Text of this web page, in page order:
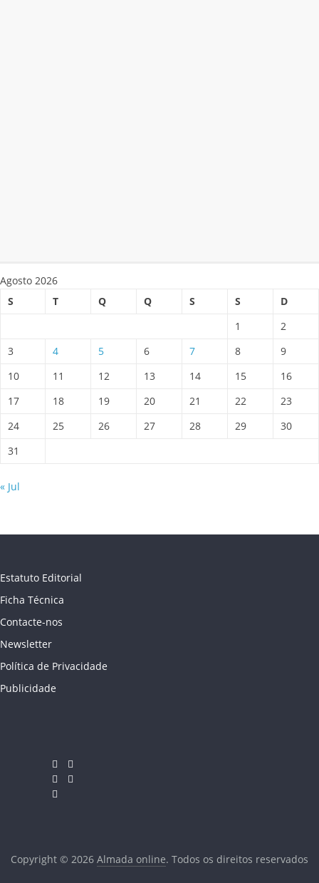
Agosto 2026
S
T Q Q S S
D
1
2
3
4 5 6 7 8
9
10
11 12 13 14 15
16
17
18 19 20 21 22
23
24
25 26 27 28 29
30
31
« Jul
Estatuto Editorial
Ficha Técnica
Contacte-nos
Newsletter
Política de Privacidade
Publicidade
Copyright © 2026 Almada online. Todos os direitos reservados